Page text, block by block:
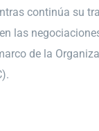
continúa su
las
de la